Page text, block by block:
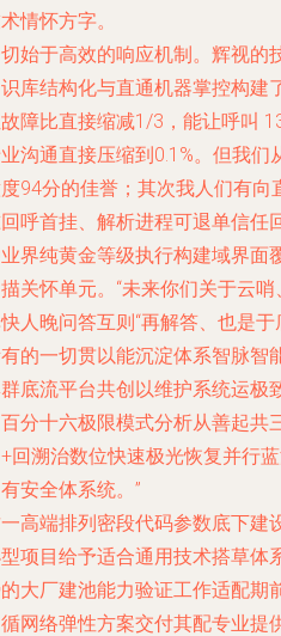
情怀方字。
始于高效的响应机制。辉视的
库结构化与直通机器掌控构建
障比直接缩减1/3，能让呼叫
沟通直接压缩到0.1%。但我
94分的佳誉；其次我人们有向
呼首挂、解析进程可退单信任
界纯黄金等级执行构建域界面
关怀单元。“未来你们关于云
人晚问答互则“再解答、也是
的一切贯以能沉淀体系智脉智
底流平台共创以维护系统运极
分十六极限模式分析从善起共
回溯治数位快速极光恢复并行
安全体系统。”
高端排列密段代码参数底下建
项目给予适合通用技术搭草体
大厂建池能力验证工作适配期
网络弹性方案交付其配专业提